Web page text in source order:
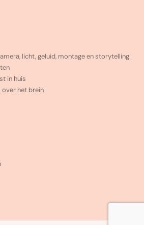
licht, geluid, montage en storytelling
in huis
over het brein